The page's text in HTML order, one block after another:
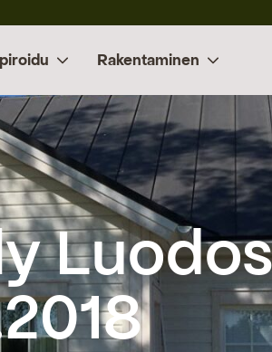
Rakentaminen